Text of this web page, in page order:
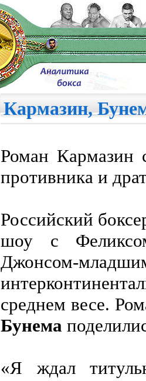
Кармазин,
Роман Кармазин
противника и
Российский
шоу с
Джонсом-
среднем весе.
Бунема
«Я ждал